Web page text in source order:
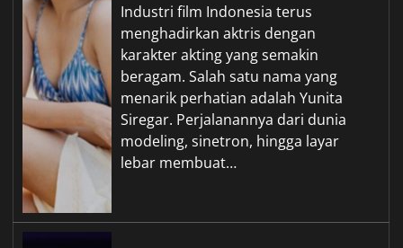
Industri film Indonesia terus
menghadirkan aktris dengan
karakter akting yang semakin
beragam. Salah satu nama yang
menarik perhatian adalah Yunita
Siregar. Perjalanannya dari dunia
modeling, sinetron, hingga layar
lebar membuat…